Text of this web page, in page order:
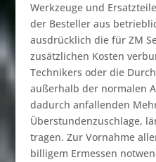
Werkzeuge und
der Besteller aus
ausdrücklich die für ZM
zusätzlichen Kosten
Technikers oder die
außerhalb der normalen
dadurch anfallenden
Überstundenzuschlage,
tragen. Zur Vornahme
billigem Ermessen